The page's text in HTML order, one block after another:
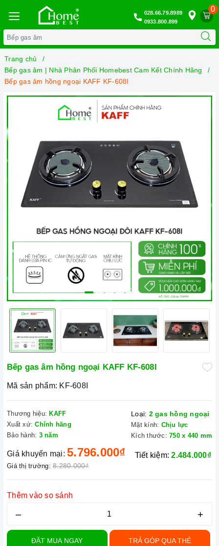
0
028.66.79.8989
0933.800.899
Trang chủ
Bếp gas âm | Nhà Phân Phối Homebest Cam Kết Chính Hãng
Bếp gas âm hồng ngoại KAFF KF-608I
Bếp gas âm hồng ngoại KAFF KF-608I
Mã sản phẩm: KF-608I
Thương hiệu: KAFF
Xuất xứ: Chính hãng
Bảo hành: 3 năm
Loại: 2 gas hồng ngoại
Mặt kính: Chịu lực
Kích thước: 750 x 440 mm
Giá khuyến mại: 5.796.000₫
Giá thị trường: 8.280.000₫
Tiết kiệm:2.484.000₫
Thêm vào so sánh
– +
ĐẶT MUA NGAY TRẢ GÓP QUA THẺ